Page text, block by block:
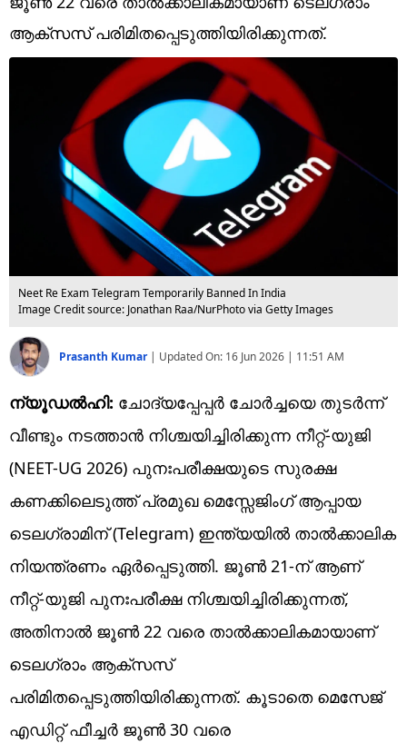
Short Videos
ആക്‌സസ് പരിമിതപ്പെടുത്തിയിരിക്കുന്നത്.
Neet Re Exam Telegram Temporarily Banned In India
Image Credit source: Jonathan Raa/NurPhoto via Getty Images
Prasanth Kumar | Updated On: 16 Jun 2026 | 11:51 AM
ന്യൂഡൽഹി: ചോദ്യപ്പേപ്പർ ചോർച്ചയെ തുടർന്ന്
വീണ്ടും നടത്താൻ നിശ്ചയിച്ചിരിക്കുന്ന നീറ്റ്-യുജി
(NEET-UG 2026) പുനഃപരീക്ഷയുടെ സുരക്ഷ
കണക്കിലെടുത്ത് പ്രമുഖ മെസ്സേജിംഗ് ആപ്പായ
ടെലഗ്രാമിന് (Telegram) ഇന്ത്യയിൽ താൽക്കാലിക
നിയന്ത്രണം ഏർപ്പെടുത്തി. ജൂൺ 21-ന് ആണ്
നീറ്റ്-യുജി പുനഃപരീക്ഷ നിശ്ചയിച്ചിരിക്കുന്നത്,
അ‌തിനാൽ ജൂൺ 22 വരെ താൽക്കാലികമായാണ്
ടെലഗ്രാം ആക്‌സസ്
പരിമിതപ്പെടുത്തിയിരിക്കുന്നത്. കൂടാതെ മെസേജ്
എഡിറ്റ് ഫീച്ചർ ജൂൺ 30 വരെ